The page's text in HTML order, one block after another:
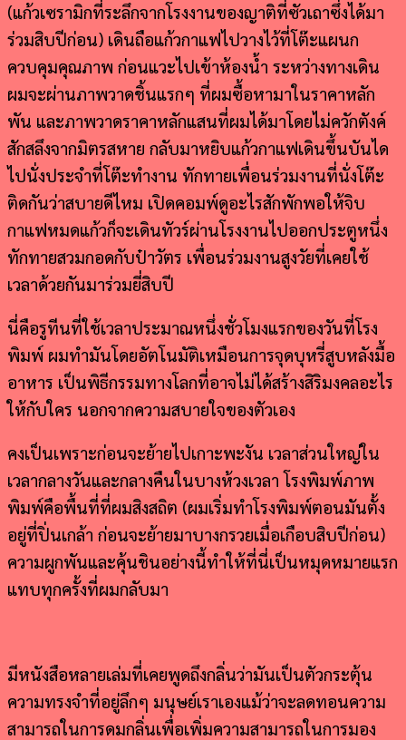
(แก้วเซรามิกที่ระลึกจากโรงงานของญาติที่ซัวเถาซึ่งได้มา
ร่วมสิบปีก่อน) เดินถือแก้วกาแฟไปวางไว้ที่โต๊ะแผนก
ควบคุมคุณภาพ ก่อนแวะไปเข้าห้องน้ำ ระหว่างทางเดิน
ผมจะผ่านภาพวาดชิ้นแรกๆ ที่ผมซื้อหามาในราคาหลัก
พัน และภาพวาดราคาหลักแสนที่ผมได้มาโดยไม่ควักตังค์
สักสลึงจากมิตรสหาย กลับมาหยิบแก้วกาแฟเดินขึ้นบันได
ไปนั่งประจำที่โต๊ะทำงาน ทักทายเพื่อนร่วมงานที่นั่งโต๊ะ
ติดกันว่าสบายดีไหม เปิดคอมพ์ดูอะไรสักพักพอให้จิบ
กาแฟหมดแก้วก็จะเดินทัวร์ผ่านโรงงานไปออกประตูหนึ่ง
ทักทายสวมกอดกับป๋าวัตร เพื่อนร่วมงานสูงวัยที่เคยใช้
เวลาด้วยกันมาร่วมยี่สิบปี
นี่คือรูทีนที่ใช้เวลาประมาณหนึ่งชั่วโมงแรกของวันที่โรง
พิมพ์ ผมทำมันโดยอัตโนมัติเหมือนการจุดบุหรี่สูบหลังมื้อ
อาหาร เป็นพิธีกรรมทางโลกที่อาจไม่ได้สร้างสิริมงคลอะไร
ให้กับใคร นอกจากความสบายใจของตัวเอง
คงเป็นเพราะก่อนจะย้ายไปเกาะพะงัน เวลาส่วนใหญ่ใน
เวลากลางวันและกลางคืนในบางห้วงเวลา โรงพิมพ์ภาพ
พิมพ์คือพื้นที่ที่ผมสิงสถิต (ผมเริ่มทำโรงพิมพ์ตอนมันตั้ง
อยู่ที่ปิ่นเกล้า ก่อนจะย้ายมาบางกรวยเมื่อเกือบสิบปีก่อน)
ความผูกพันและคุ้นชินอย่างนี้ทำให้ที่นี่เป็นหมุดหมายแรก
แทบทุกครั้งที่ผมกลับมา
มีหนังสือหลายเล่มที่เคยพูดถึงกลิ่นว่ามันเป็นตัวกระตุ้น
ความทรงจำที่อยู่ลึกๆ มนุษย์เราเองแม้ว่าจะลดทอนความ
สามารถในการดมกลิ่นเพื่อเพิ่มความสามารถในการมอง